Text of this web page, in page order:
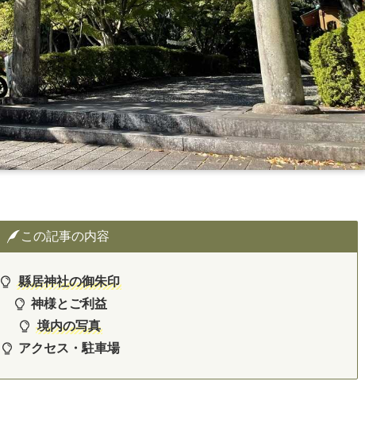
この記事の内容
縣居神社の御朱印
神様とご利益
境内の写真
アクセス・駐車場